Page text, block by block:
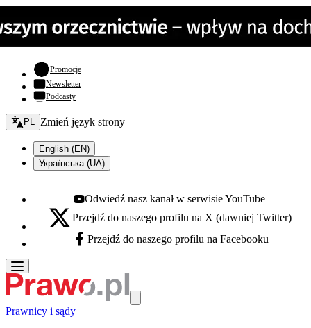
Promocje- otwiera się w nowej karcie
Newsletter
Podcasty
Zmień język - bieżący:
PL Zmień język strony
English (EN)
Українська (UA)
Youtube - otwiera się w nowej karcie
Odwiedź nasz kanał w serwisie YouTube
X - otwiera się w nowej karcie
Przejdź do naszego profilu na X (dawniej Twitter)
Facebook - otwiera się w nowej karcie
Przejdź do naszego profilu na Facebooku
Prawnicy i sądy